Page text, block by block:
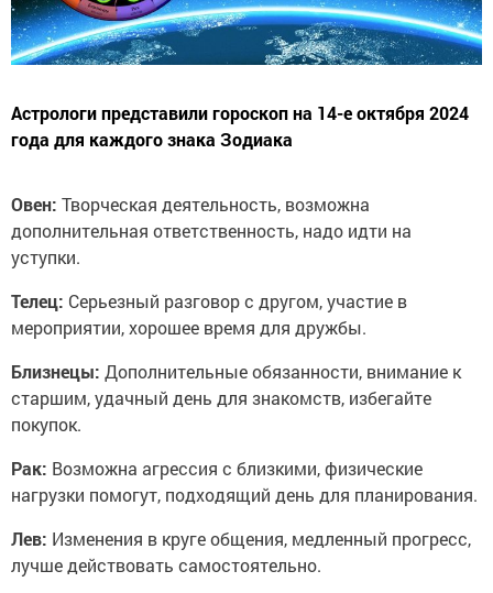
Астрологи представили гороскоп на 14-е октября 2024
года для каждого знака Зодиака
Овен: Творческая деятельность, возможна
дополнительная ответственность, надо идти на
уступки.
Телец: Серьезный разговор с другом, участие в
мероприятии, хорошее время для дружбы.
Близнецы: Дополнительные обязанности, внимание к
старшим, удачный день для знакомств, избегайте
покупок.
Рак: Возможна агрессия с близкими, физические
нагрузки помогут, подходящий день для планирования.
Лев: Изменения в круге общения, медленный прогресс,
лучше действовать самостоятельно.